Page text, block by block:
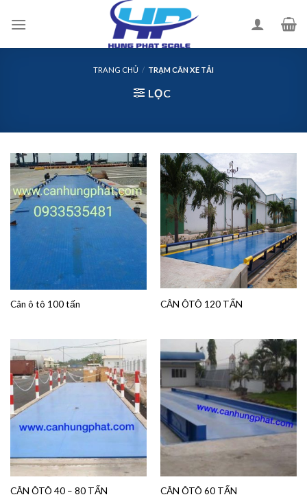
TRANG CHỦ / TRẠM CÂN XE TẢI
LỌC
Cân ô tô 100 tấn CÂN ÔTÔ 120 TẤN
CÂN ÔTÔ 40 – 80 TẤN CÂN ÔTÔ 60 TẤN